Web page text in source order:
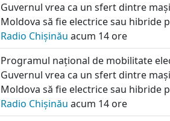
Guvernul vrea ca un sfert dintre
Moldova să fie electrice sau hibride
Radio Chișinău acum 14 ore
Programul național de mobilitate
Guvernul vrea ca un sfert dintre
Moldova să fie electrice sau hibride
Radio Chișinău acum 14 ore